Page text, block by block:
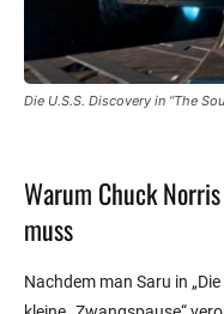
Die U.S.S. Discovery in “The
Warum Chuck
muss
Nachdem man Saru in